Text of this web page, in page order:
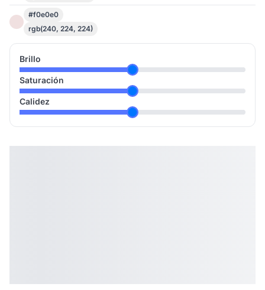
#f0e0e0
rgb(240, 224, 224)
Brillo
Saturación
Calidez